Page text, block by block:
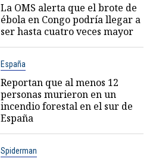
La OMS alerta que el brote de
ébola en Congo podría llegar a
ser hasta cuatro veces mayor
España
Reportan que al menos 12
personas murieron en un
incendio forestal en el sur de
España
Spiderman